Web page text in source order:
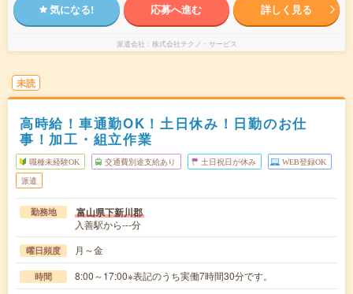
気になる! 応募へ進む 詳しく見る
派遣会社 株式会社テクノ・サービス
未読
高時給！車通勤OK！土日休み！日勤のお仕
事！加工・組立作業
職種未経験OK 交通費別途支給あり 土日祝日が休み WEB登録OK
派遣
勤務地 富山県下新川郡
入善駅から---分
曜日頻度 月～金
時間 8:00～17:00※表記のうち実働7時間30分です。